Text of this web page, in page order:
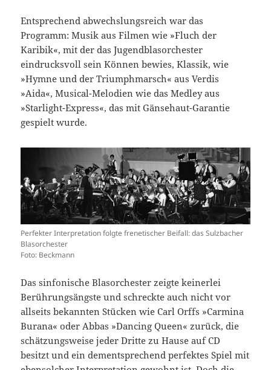
Entsprechend abwechslungsreich war das
Programm: Musik aus Filmen wie »Fluch der
Karibik«, mit der das Jugendblasorchester
eindrucksvoll sein Können bewies, Klassik, wie
»Hymne und der Triumphmarsch« aus Verdis
»Aida«, Musical-Melodien wie das Medley aus
»Starlight-Express«, das mit Gänsehaut-Garantie
gespielt wurde.
Perfekter Interpretation folgte frenetischer Beifall: das Sulzbacher
Blasorchester
Foto: Beckmann
Das sinfonische Blasorchester zeigte keinerlei
Berührungsängste und schreckte auch nicht vor
allseits bekannten Stücken wie Carl Orffs »Carmina
Burana« oder Abbas »Dancing Queen« zurück, die
schätzungsweise jeder Dritte zu Hause auf CD
besitzt und ein dementsprechend perfektes Spiel mit